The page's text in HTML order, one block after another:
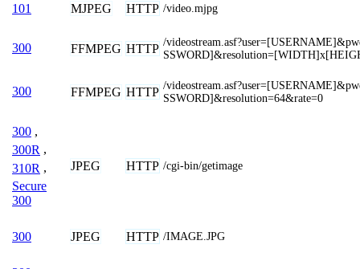
101 MJPEG HTTP /video.mjpg
300 FFMPEG HTTP /
300 FFMPEG HTTP /
SSWORD]&resolution=64&rate=0
300 ,
300R ,
310R ,
Secure
300
JPEG HTTP /cgi-bin/getimage
300 JPEG HTTP /IMAGE.JPG